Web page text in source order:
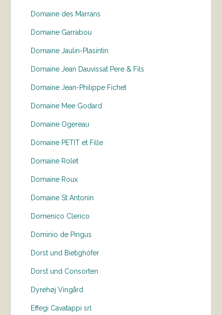
Domaine des Marrans
Domaine Garrabou
Domaine Jaulin-Plasintin
Domaine Jean Dauvissat Pere & Fils
Domaine Jean-Philippe Fichet
Domaine Mee Godard
Domaine Ogereau
Domaine PETIT et Fille
Domaine Rolet
Domaine Roux
Domaine St Antonin
Domenico Clerico
Dominio de Pingus
Dorst und Bietighöfer
Dorst und Consorten
Dyrehøj Vingård
Effegi Cavatappi srl